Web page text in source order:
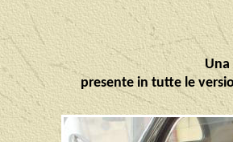
presente in tutte le